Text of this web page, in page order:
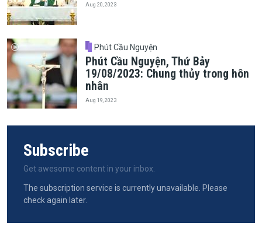
Aug 20, 2023
Phút Cầu Nguyện
Phút Cầu Nguyện, Thứ Bảy
19/08/2023: Chung thủy trong hôn
nhân
Aug 19, 2023
Subscribe
Get awesome content in your inbox.
The subscription service is currently unavailable. Please
check again later.